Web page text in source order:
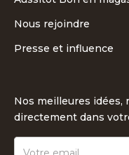
Nous rejoindre
Presse et influence
Nos meilleures
directement dans